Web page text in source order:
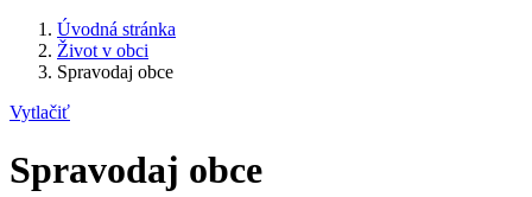
Úvodná stránka
Život v obci
Spravodaj obce
Vytlačiť
Spravodaj obce